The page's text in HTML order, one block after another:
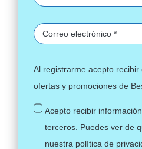
Al registrarme acepto
ofertas y promociones de
Acepto recibir
terceros. Puedes ver de
nuestra política de